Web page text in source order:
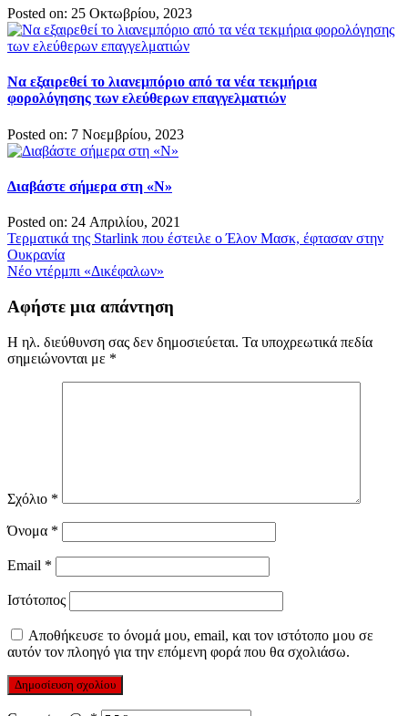
Posted on: 25 Οκτωβρίου, 2023
Να εξαιρεθεί το λιανεμπόριο από τα νέα τεκμήρια
φορολόγησης των ελεύθερων επαγγελματιών
Posted on: 7 Νοεμβρίου, 2023
Διαβάστε σήμερα στη «Ν»
Posted on: 24 Απριλίου, 2021
Πλοήγηση
άρθρων
Τερματικά της Starlink που έστειλε ο Έλον Μασκ, έφτασαν στην
Ουκρανία
Νέο ντέρμπι «Δικέφαλων»
Αφήστε μια απάντηση
Η ηλ. διεύθυνση σας δεν δημοσιεύεται. Τα υποχρεωτικά πεδία
σημειώνονται με *
Σχόλιο *
Όνομα *
Email *
Ιστότοπος
Αποθήκευσε το όνομά μου, email, και τον ιστότοπο μου σε
αυτόν τον πλοηγό για την επόμενη φορά που θα σχολιάσω.